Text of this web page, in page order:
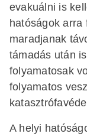
evakuálni is
hatóságok arra
maradjanak
támadás után
folyamatosak
folyamatos
A helyi